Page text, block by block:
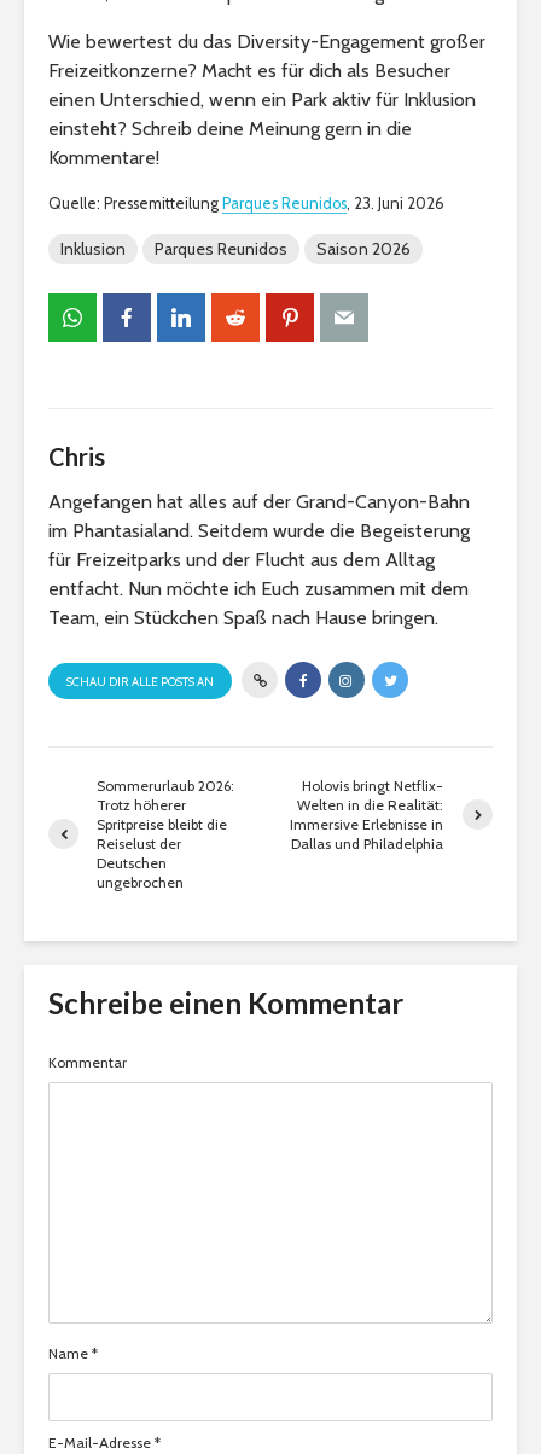
Wie bewertest du das Diversity-Engagement großer
Freizeitkonzerne? Macht es für dich als Besucher
einen Unterschied, wenn ein Park aktiv für Inklusion
einsteht? Schreib deine Meinung gern in die
Kommentare!
Quelle: Pressemitteilung Parques Reunidos, 23. Juni 2026
Inklusion Parques Reunidos Saison 2026
Chris
Angefangen hat alles auf der Grand-Canyon-Bahn
im Phantasialand. Seitdem wurde die Begeisterung
für Freizeitparks und der Flucht aus dem Alltag
entfacht. Nun möchte ich Euch zusammen mit dem
Team, ein Stückchen Spaß nach Hause bringen.
SCHAU DIR ALLE POSTS AN
Sommerurlaub 2026:
Trotz höherer
Spritpreise bleibt die
Reiselust der
Deutschen
ungebrochen
Holovis bringt Netflix-
Welten in die Realität:
Immersive Erlebnisse in
Dallas und Philadelphia
Schreibe einen Kommentar
Kommentar
Name *
E-Mail-Adresse *